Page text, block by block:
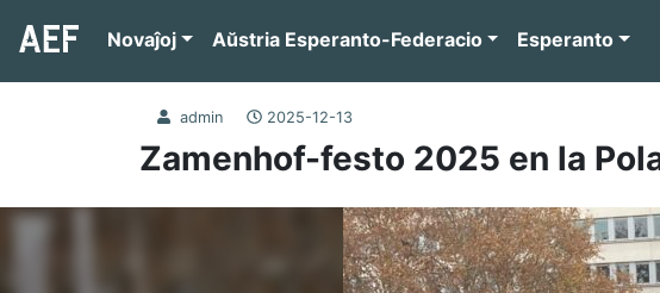
Novaĵoj Aŭstria Esperanto-Federacio Esperanto
admin 2025-12-13
Zamenhof-festo 2025 en la